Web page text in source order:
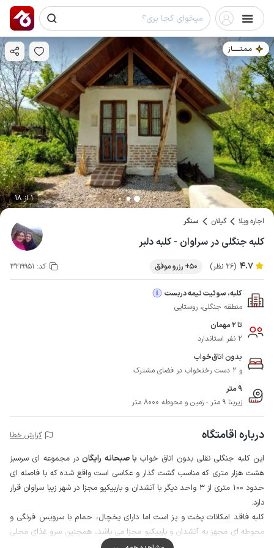
مـمـتــــــاز
1 از 18
اجاره ویلا گیلان سنگر
کلبه جنگلی در سراوان - کلبه دلبر
4.7 (26 نظر) 50+ رزرو موفق کد: 3219951
کلبه، سوئیت نیمه دربست
منطقه جنگلی، روستایی
تا 2 مهمان
2 نفر استاندارد
بدون اتاق‌خواب
و 2 دست رختخواب در فضای مشترک
9 متر
زیربنا 9 متر - زمین و محوطه 8000 متر
درباره اقامتگاه گزارش خطا
این کلبه جنگلی نقلی بدون اتاق خواب با صبحانه رایگاندر مجموعه ای سرسبز
هشت هزار متری که مناسب گشت گذار و عکاسی است واقع شده که با فاصله ای
حدود 100 متری از 3 واحد دیگر با آتشدان و باربیکیو مجزا در شهر زیبا سراوان قرار
دارد.
کلبه فاقد امکانات پخت و پز است اما دارای یخچال، حمام با سرویس فرنگی و
محوطه ای مجهز به آتشدان و باربیکیو مجزا می باشد، همچنین سرو غذای محلی